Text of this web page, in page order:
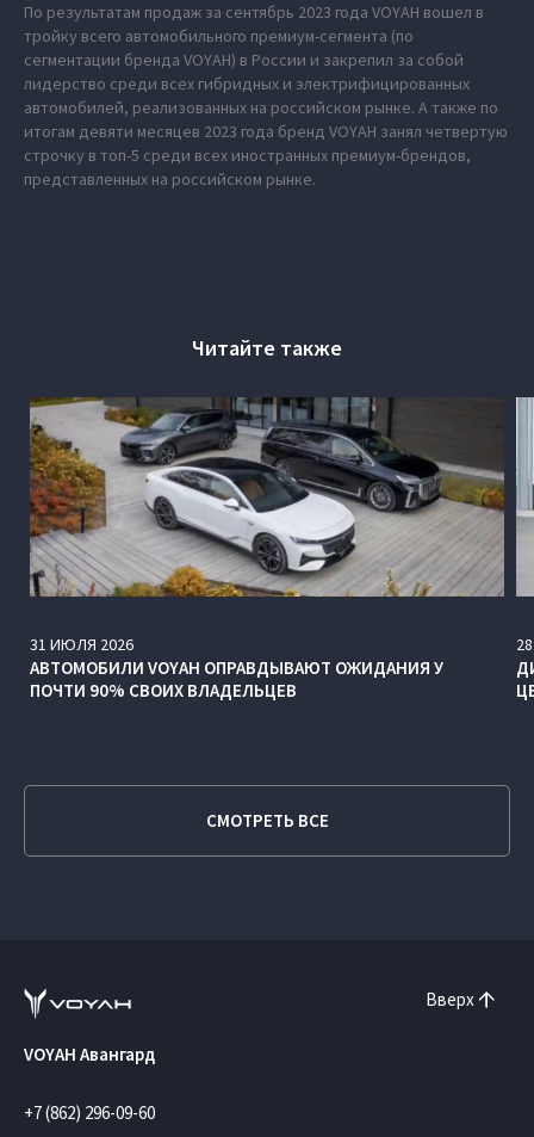
По результатам продаж за сентябрь 2023 года VOYAH вошел в
тройку всего автомобильного премиум-сегмента (по
сегментации бренда VOYAH) в России и закрепил за собой
лидерство среди всех гибридных и электрифицированных
автомобилей, реализованных на российском рынке. А также по
итогам девяти месяцев 2023 года бренд VOYAH занял четвертую
строчку в топ-5 среди всех иностранных премиум-брендов,
представленных на российском рынке.
Читайте также
31 ИЮЛЯ 2026
АВТОМОБИЛИ VOYAH ОПРАВДЫВАЮТ ОЖИДАНИЯ У
ПОЧТИ 90% СВОИХ ВЛАДЕЛЬЦЕВ
28
СМОТРЕТЬ ВСЕ
Вверх
VOYAH Авангард
+7 (862) 296-09-60